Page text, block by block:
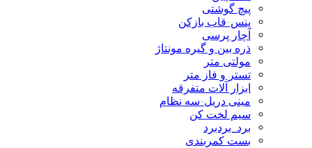
پیچ گوشتی
پنس-قاب بازکن
آچار پرسی
ذره بین و گیره مونتاژ
مولتی متر
تستر و فاز متر
ابزار آلات متفرقه
مینی دریل-سه نظام
سیم لخت کن
برد_بردبرد
بست کمربندی